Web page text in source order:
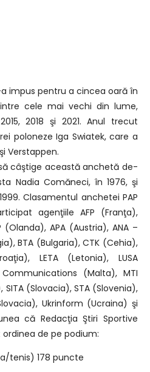
impus pentru a cincea oară în
cele mai vechi din lume,
2018 şi 2021. Anul trecut
poloneze Iga Swiatek, care a
Verstappen.
câştige această anchetă de-
Nadia Comăneci, în 1976, şi
Clasamentul anchetei PAP
agenţiile AFP (Franţa),
(Olanda), APA (Austria), ANA –
BTA (Bulgaria), CTK (Cehia),
LETA (Letonia), LUSA
(Malta), MTI
(Slovacia), STA (Slovenia),
Ukrinform (Ucraina) şi
că Redacţia Ştiri Sportive
ordinea de pe podium:
tenis) 178 puncte